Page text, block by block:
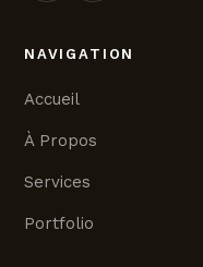
NAVIGATION
Accueil
À Propos
Services
Portfolio